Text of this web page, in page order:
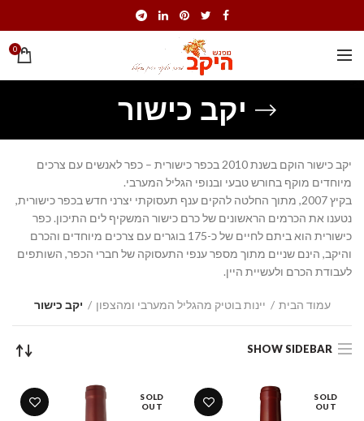
0
יקב כישור
יקב כישור הוקם בשנת 2010 בכפר כישורית – כפר לאנשים עם צרכים
מיוחדים מוקף בחורש טבעי ובנופי הגליל המערבי.
בקיץ 2007, מתוך החלטה להקים ענף תעסוקתי יצרני חדש בכפר כישורית,
נטענו את הכרמים הראשונים של כרם כישור המשקיף לים התיכון. כפר
כישורית הוא ביתם לחיים של כ-175 בוגרים עם צרכים מיוחדים והכרם
והיקב, הינם שניים מתוך מספר ענפי התעסוקה של חברי הכפר, השותפים
לעבודת הכרם ולעשיית היין.
עמוד הבית יינות בוטיק מהגליל המערבי ומהצפון יקב כישור
SHOW SIDEBAR
SOLD
OUT
SOLD
OUT